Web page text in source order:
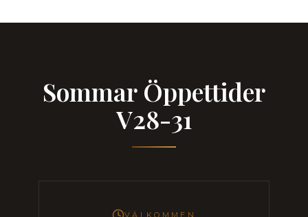
Sommar Öppettider
V28-31
VÄLKOMMEN